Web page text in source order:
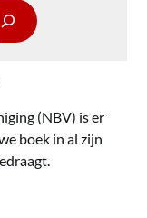
(NBV) is er
boek in al zijn